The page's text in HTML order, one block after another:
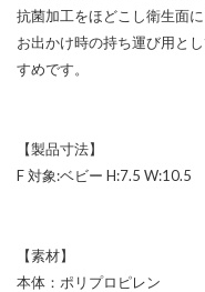
抗菌加工をほどこし衛生面に
お出かけ時の持ち運び用と
すめです。
【製品寸法】
F 対象:ベビー H:7.5 W:10.5
【素材】
本体：ポリプロピレン